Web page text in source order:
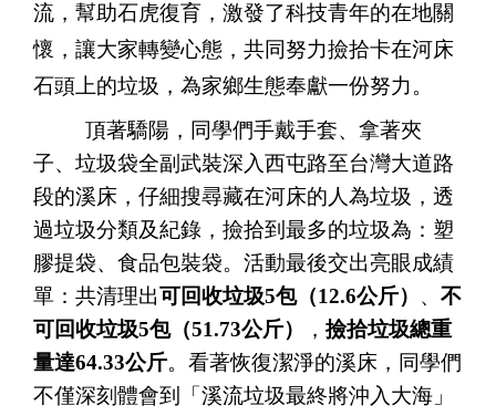
流，幫助石虎復育，激發了科技青年的在地關
懷，讓大家轉變心態，共同努力撿拾卡在河床
石頭上的垃圾，為家鄉生態奉獻一份努力。
頂著驕陽，同學們手戴手套、拿著夾
子、垃圾袋全副武裝深入西屯路至台灣大道路
段的溪床，仔細搜尋藏在河床的人為垃圾，透
過垃圾分類及紀錄，撿拾到最多的垃圾為：塑
膠提袋、食品包裝袋。活動最後交出亮眼成績
單：共清理出可回收垃圾5包（12.6公斤） 、 不
可回收垃圾5包（51.73公斤）
， 撿拾垃圾總重
量達64.33公斤。看著恢復潔淨的溪床，同學們
不僅深刻體會到「溪流垃圾最終將沖入大海」